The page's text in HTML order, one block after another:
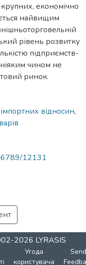
економічно
найвищим
рівень розвитку
підприємств-
чином не
ринок.
відносин,
12131
2026 LYRASIS
Угода
користувача
Send